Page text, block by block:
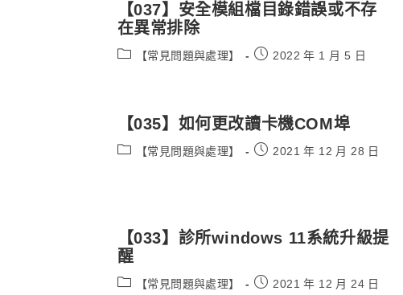
【037】安全模組檔目錄錯誤或不存
在異常排除
Post
【常見問題與處理】
Post2022 年 1 月 5 日
【035】如何更改讀卡機COM埠
Post
【常見問題與處理】
Post2021 年 12 月 28 日
【033】診所windows 11系統升級提
醒
Post
【常見問題與處理】
Post2021 年 12 月 24 日